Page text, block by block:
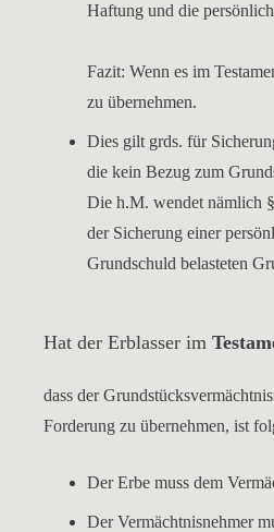
Haftung und die
Fazit: Wenn es im
zu übernehmen.
Dies gilt grds. für
die kein Bezug zum
Die h.M. wendet nämlich
der Sicherung einer
Grundschuld belasteten
Hat der Erblasser im
dass der
Forderung zu übernehmen, ist
Der Erbe muss dem
Der Vermächtnisnehmer